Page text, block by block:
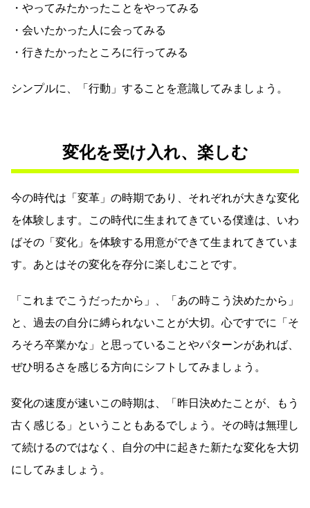
・やってみたかったことをやってみる
・会いたかった人に会ってみる
・行きたかったところに行ってみる
シンプルに、「行動」することを意識してみましょう。
変化を受け入れ、楽しむ
今の時代は「変革」の時期であり、それぞれが大きな変化
を体験します。この時代に生まれてきている僕達は、いわ
ばその「変化」を体験する用意ができて生まれてきていま
す。あとはその変化を存分に楽しむことです。
「これまでこうだったから」、「あの時こう決めたから」
と、過去の自分に縛られないことが大切。心ですでに「そ
ろそろ卒業かな」と思っていることやパターンがあれば、
ぜひ明るさを感じる方向にシフトしてみましょう。
変化の速度が速いこの時期は、「昨日決めたことが、もう
古く感じる」ということもあるでしょう。その時は無理し
て続けるのではなく、自分の中に起きた新たな変化を大切
にしてみましょう。